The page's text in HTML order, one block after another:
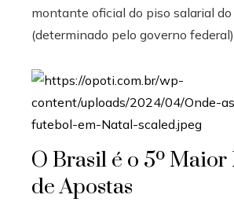
montante oficial do piso salarial
(determinado pelo governo
O Brasil é o 5º
de Apostas